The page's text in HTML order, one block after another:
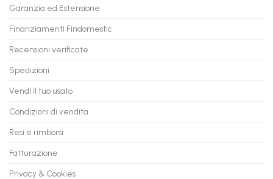
anche
a
in
con
Garanzia ed Estensione
Finanziamenti Findomestic
Recensioni verificate
Spedizioni
Vendi il tuo usato
Condizioni di vendita
Resi e rimborsi
Fatturazione
Privacy & Cookies